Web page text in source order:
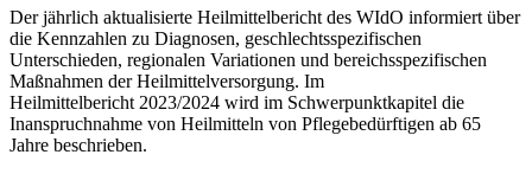
Der jährlich aktualisierte Heilmittelbericht des WIdO informiert über
die Kennzahlen zu Diagnosen, geschlechtsspezifischen
Unterschieden, regionalen Variationen und bereichsspezifischen
Maßnahmen der Heilmittelversorgung. Im
Heilmittelbericht 2023/2024 wird im Schwerpunktkapitel die
Inanspruchnahme von Heilmitteln von Pflegebedürftigen ab 65
Jahre beschrieben.